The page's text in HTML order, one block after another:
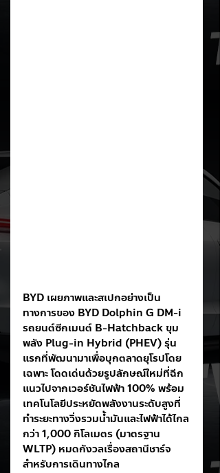
BYD เผยภาพและสเปกอย่างเป็น
ทางการของ BYD Dolphin G DM-i
รถยนต์ซีกเมนต์ B-Hatchback ขุม
พลัง Plug-in Hybrid (PHEV) รุ่น
แรกที่พัฒนามาเพื่อบุกตลาดยุโรปโดย
เฉพาะ โดดเด่นด้วยรูปลักษณ์ใหม่ที่ฉีก
แนวไปจากเวอร์ชันไฟฟ้า 100% พร้อม
เทคโนโลยีประหยัดพลังงานระดับสูงที่
ทำระยะทางวิ่งรวมน้ำมันและไฟฟ้าได้ไกล
กว่า 1,000 กิโลเมตร (มาตรฐาน
WLTP) หมดกังวลเรื่องสถานีชาร์จ
สำหรับการเดินทางไกล